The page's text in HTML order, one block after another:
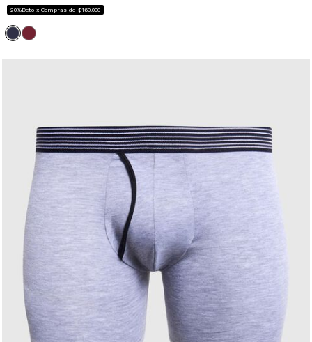
20%Dcto x Compras de $160.000